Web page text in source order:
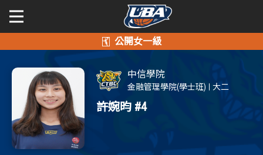
關於富邦人壽UBA
公開男一級
學年度
賽事資訊
賽程表
公開女一級
學年度
賽事資訊
賽程表
二級與一般組
中信學院
金融管理學院(學士班) 大二
許婉昀 #4